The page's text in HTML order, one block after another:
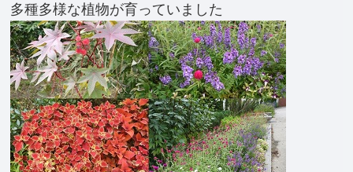
多種多様な植物が育っていました